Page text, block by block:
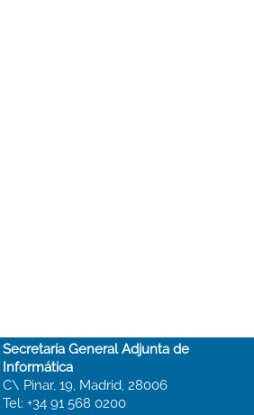
Secretaría General Adjunta de
Informática
C\ Pinar, 19, Madrid, 28006
Tel: +34 91 568 0200